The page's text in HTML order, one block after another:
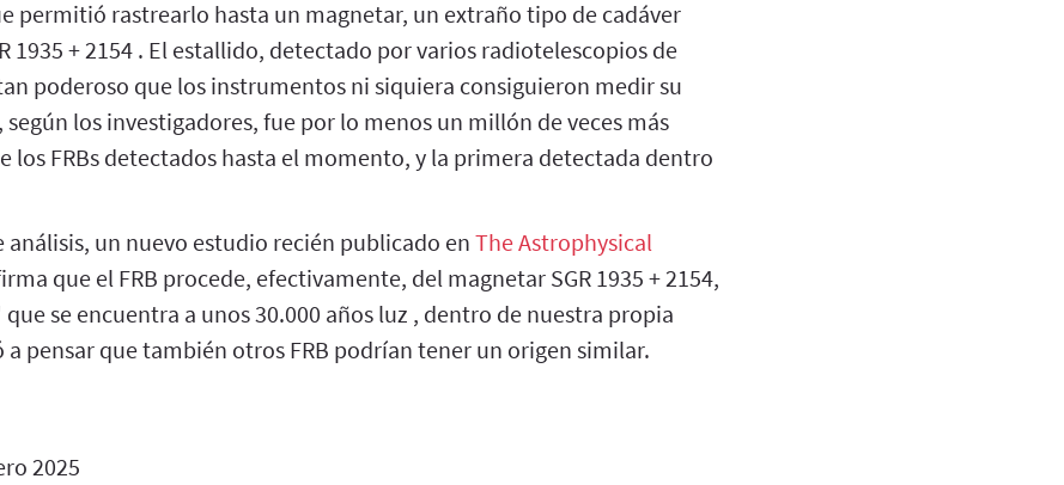
permitió rastrearlo hasta un magnetar, un extraño tipo de cadáver
1935 + 2154 . El estallido, detectado por varios radiotelescopios de
poderoso que los instrumentos ni siquiera consiguieron medir su
los investigadores, fue por lo menos un millón de veces más
los FRBs detectados hasta el momento, y la primera detectada dentro
análisis, un nuevo estudio recién publicado en The Astrophysical
que el FRB procede, efectivamente, del magnetar SGR 1935 + 2154,
se encuentra a unos 30.000 años luz , dentro de nuestra propia
a pensar que también otros FRB podrían tener un origen similar.
2025